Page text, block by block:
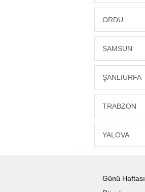
ORDU
SAMSUN
ŞANLIURFA
TRABZON
YALOVA
Günü Haftası